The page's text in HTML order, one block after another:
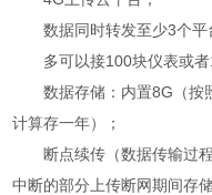
数据同时转发至少3个平
多可以接100块仪表或者
数据存储：内置8G（按
计算存一年）；
断点续传（数据传输过
中断的部分上传断网期间存